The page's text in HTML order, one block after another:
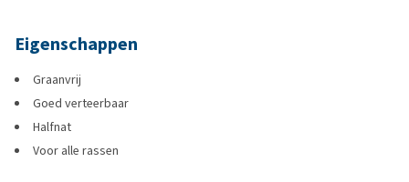
Eigenschappen
Graanvrij
Goed verteerbaar
Halfnat
Voor alle rassen